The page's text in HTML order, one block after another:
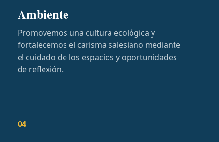
Ambiente
Promovemos una cultura ecológica y
fortalecemos el carisma salesiano mediante
el cuidado de los espacios y oportunidades
de reflexión.
04